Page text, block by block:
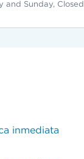
and Sunday, Closed
inmediata